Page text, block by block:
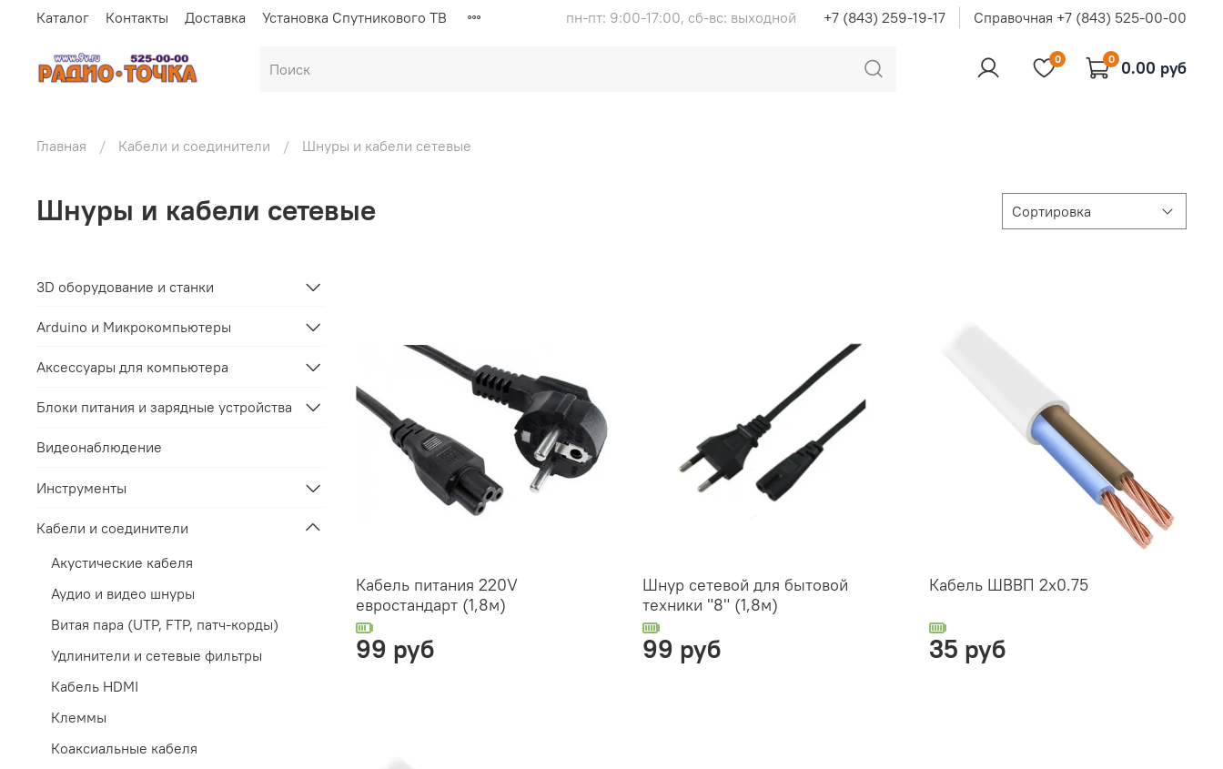
Каталог Контакты Доставка Установка Спутникового ТВ пн-пт: 9:00-17:00, сб-вс: выходной +7 (843) 259-19-17 Справочная +7 (843) 525-00-00
0 0 0.00 руб
Главная Кабели и соединители Шнуры и кабели сетевые
Шнуры и кабели сетевые
Кабель питания 220V
евростандарт (1,8м)
99 руб
Шнур сетевой для бытовой
техники "8" (1,8м)
99 руб
Кабель ШВВП 2х0.75
35 руб
3D оборудование и станки
Arduino и Микрокомпьютеры
Аксессуары для компьютера
Блоки питания и зарядные устройства
Видеонаблюдение
Инструменты
Кабели и соединители
Акустические кабеля
Аудио и видео шнуры
Витая пара (UTP, FTP, патч-корды)
Удлинители и сетевые фильтры
Кабель HDMI
Клеммы
Коаксиальные кабеля